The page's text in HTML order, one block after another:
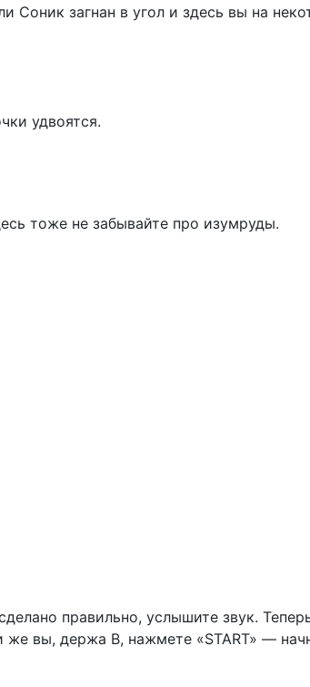
Соник загнан в угол и здесь вы на
удвоятся.
тоже не забывайте про изумруды.
правильно, услышите звук.
же вы, держа В, нажмете «START» —